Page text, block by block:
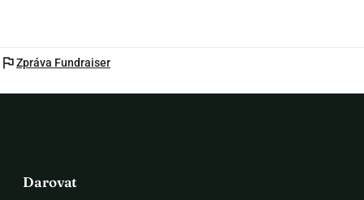
flagZpráva Fundraiser
Darovat